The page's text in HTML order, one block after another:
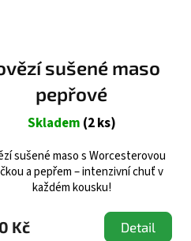
sušené maso
pepřové
Skladem (2 ks)
Kč Detail
sušené maso s Worcesterovou
a pepřem – intenzivní chuť v
každém kousku!